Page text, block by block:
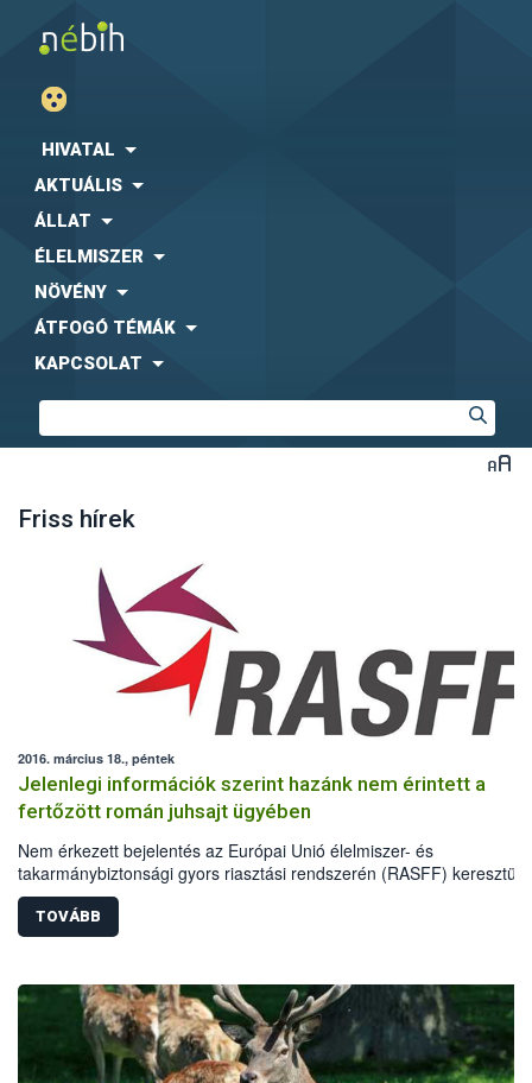
HIVATAL
AKTUÁLIS
ÁLLAT
ÉLELMISZER
NÖVÉNY
ÁTFOGÓ TÉMÁK
KAPCSOLAT
Friss hírek
2016. március 18., péntek
Jelenlegi információk szerint hazánk nem érintett a
fertőzött román juhsajt ügyében
Nem érkezett bejelentés az Európai Unió élelmiszer- és
takarmánybiztonsági gyors riasztási rendszerén (RASFF) keresztül
vonatkozóan, hogy Magyarországon is forgalomba kerültek az E.coli
baktériumfertőzésben érintett román előállítású túró terméktételek.
TOVÁBB